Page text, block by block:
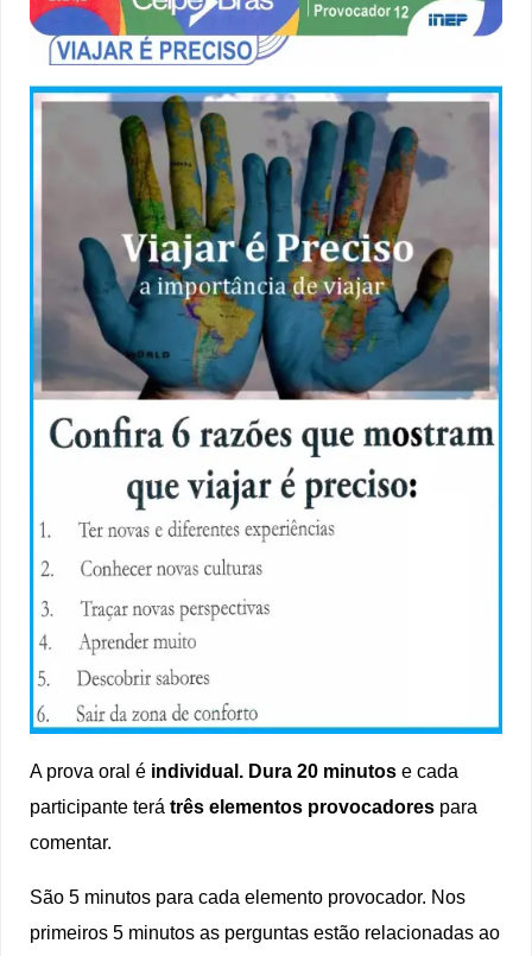
A prova oral é individual. Dura 20 minutos e cada
participante terátrês elementos provocadores para
comentar.
São 5 minutos para cada elemento provocador. Nos
primeiros 5 minutos as perguntas estão relacionadas ao